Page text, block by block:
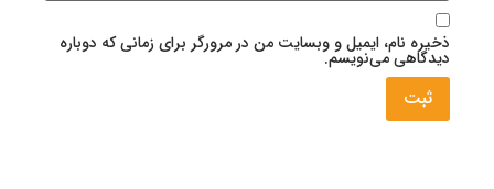
ذخیره نام، ایمیل و وبسایت من در مرورگر برای زمانی که دوباره
دیدگاهی می‌نویسم.